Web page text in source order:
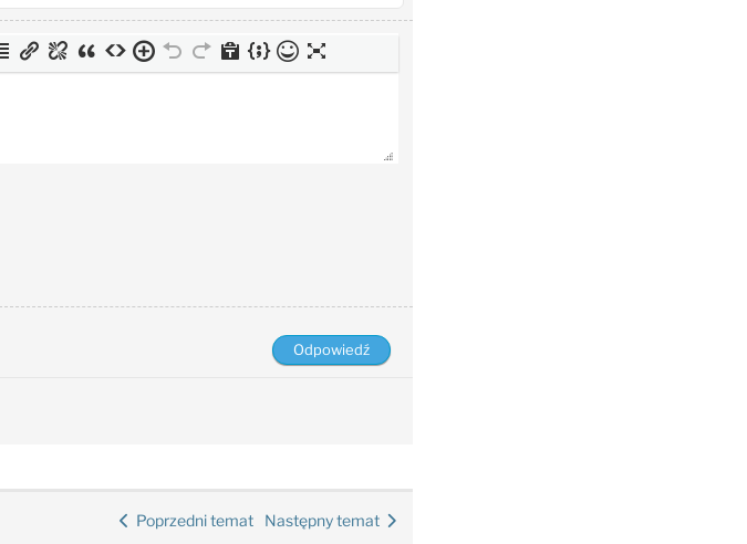
Poprzedni temat Następny temat